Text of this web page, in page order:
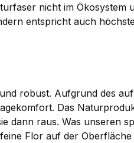
nicht im
entspricht auch
robust. Aufgrund des
Das
raus. Was unseren
Flor auf der